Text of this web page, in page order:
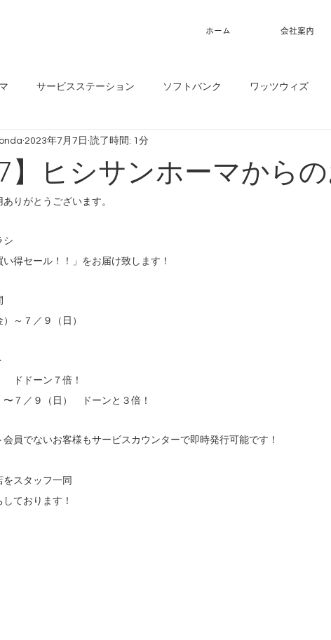
ホーム 会社案内
サービスステーション ソフトバンク ワッツウィズ
7】ヒシサンホーマから
2023年7月7日 読了時間: 1分
りがとうございます。
シ
い得セール！！」をお届け致します！
～７／９（日）
　ドドーン７倍！
〜７／９（日）　ドーンと３倍！
会員でないお客様もサービスカウンターで即時発行可能です！
をスタッフ一同
ております！